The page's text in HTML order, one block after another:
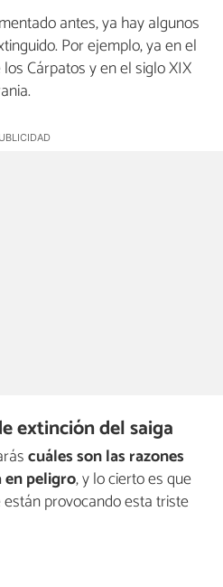
antes, ya hay algunos
Por ejemplo, ya en el
Cárpatos y en el siglo XIX
extinción del saiga
cuáles son las razones
en peligro, y lo cierto es que
provocando esta triste